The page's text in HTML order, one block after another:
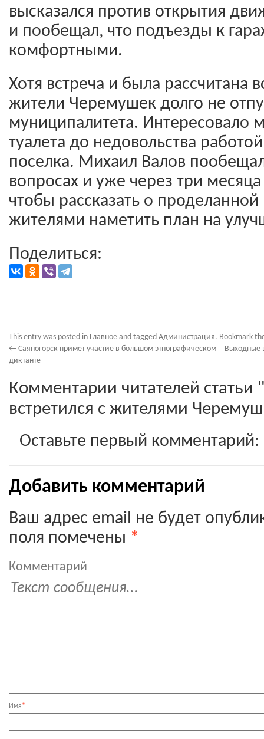
высказался против открытия
и пообещал, что подъезды к
комфортными.
Хотя встреча и была рассчитана
жители Черемушек долго не
муниципалитета. Интересовало
туалета до недовольства
поселка. Михаил Валов
вопросах и уже через три месяца
чтобы рассказать о
жителями наметить план на
Поделиться:
This entry was posted in Главное and tagged Администрация. Bookmark
← Саяногорск примет участие в большом этнографическом
диктанте
Выходные
Комментарии читателей статьи
встретился с жителями
Оставьте первый комментарий:
Добавить комментарий
Ваш адрес email не будет
поля помечены *
Комментарий
Имя*